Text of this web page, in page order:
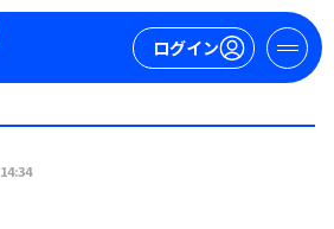
ログイン
14:34